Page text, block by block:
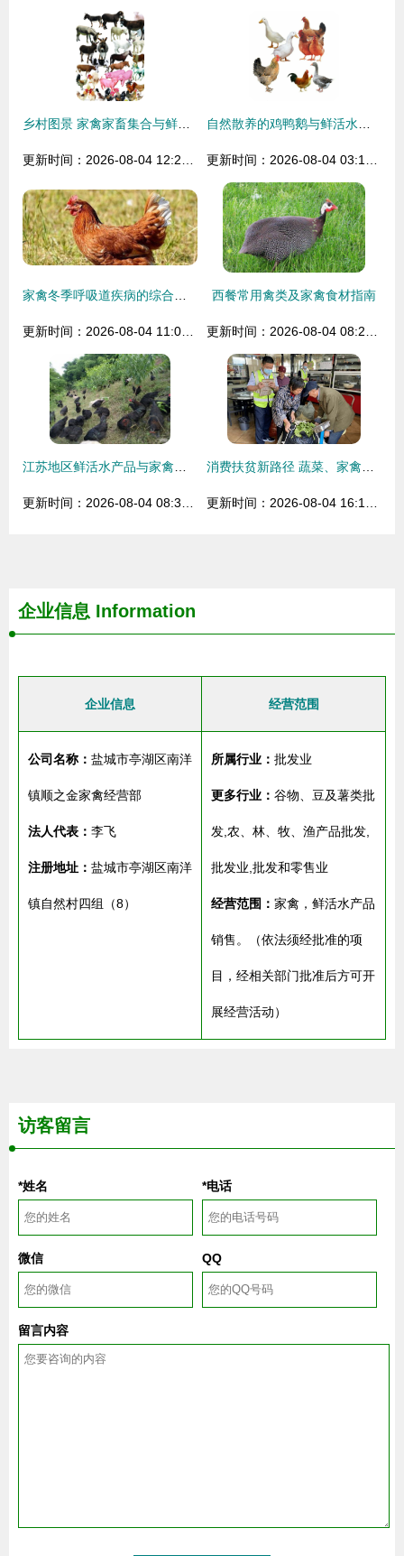
西餐常用禽类及家禽食材指南
企业信息 Information
企业信息 经营范围
公司名称： 盐城市亭湖区南洋
镇顺之金家禽经营部
法人代表： 李飞
注册地址： 盐城市亭湖区南洋
镇自然村四组（8）
所属行业： 批发业
更多行业： 谷物、豆及薯类批
发,农、林、牧、渔产品批发,
批发业,批发和零售业
经营范围： 家禽，鲜活水产品
销售。（依法须经批准的项
目，经相关部门批准后方可开
展经营活动）
访客留言
*姓名 *电话
微信 QQ
留言内容